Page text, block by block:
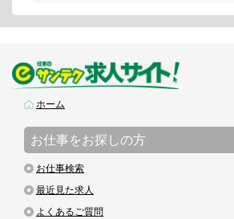
ホーム
お仕事をお探しの方
お仕事検索
最近見た求人
よくあるご質問